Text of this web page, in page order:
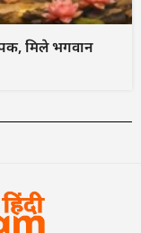
मिले भगवान